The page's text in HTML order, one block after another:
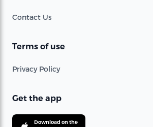
Contact Us
Terms of use
Privacy Policy
Get the app
Download on the